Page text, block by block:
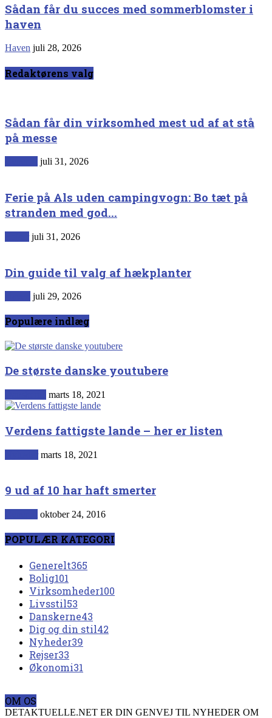
Sådan får du succes med sommerblomster i
haven
Haven juli 28, 2026
Redaktørens valg
Sådan får din virksomhed mest ud af at stå
på messe
juli 31, 2026
Ferie på Als uden campingvogn: Bo tæt på
stranden med god...
juli 31, 2026
Din guide til valg af hækplanter
juli 29, 2026
Populære indlæg
De største danske youtubere
marts 18, 2021
Verdens fattigste lande – her er listen
marts 18, 2021
9 ud af 10 har haft smerter
oktober 24, 2016
POPULÆR KATEGORI
Generelt365
Bolig101
Virksomheder100
Livsstil53
Danskerne43
Dig og din stil42
Nyheder39
Rejser33
Økonomi31
OM OS
DETAKTUELLE.NET ER DIN GENVEJ TIL NYHEDER OM